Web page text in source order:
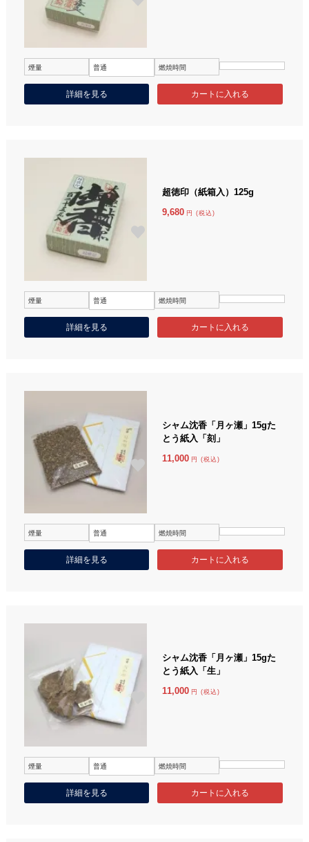
煙量 普通 燃焼時間
詳細を見る
超徳印（紙箱入）125g
9,680 円 (税込)
煙量 普通 燃焼時間
詳細を見る
シャム沈香「月ヶ瀬」15gた
とう紙入「刻」
11,000 円 (税込)
煙量 普通 燃焼時間
詳細を見る
シャム沈香「月ヶ瀬」15gた
とう紙入「生」
11,000 円 (税込)
煙量 普通 燃焼時間
詳細を見る